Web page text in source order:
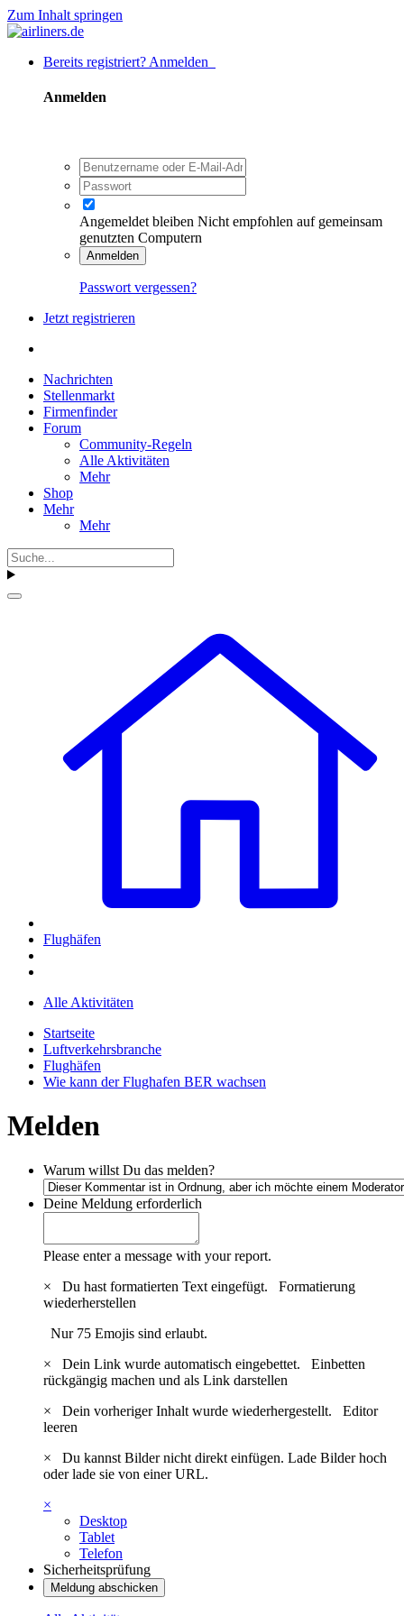
Zum Inhalt springen
Bereits registriert? Anmelden
Anmelden
Angemeldet bleiben Nicht empfohlen auf gemeinsam
genutzten Computern
Anmelden
Passwort vergessen?
Jetzt registrieren
Nachrichten
Stellenmarkt
Firmenfinder
Forum
Community-Regeln
Alle Aktivitäten
Mehr
Shop
Mehr
Mehr
Flughäfen
Alle Aktivitäten
Startseite
Luftverkehrsbranche
Flughäfen
Wie kann der Flughafen BER wachsen
Melden
Warum willst Du das melden?
Deine Meldung erforderlich
Please enter a message with your report.
×
Du hast formatierten Text eingefügt. Formatierung
wiederherstellen
Nur 75 Emojis sind erlaubt.
×
Dein Link wurde automatisch eingebettet. Einbetten
rückgängig machen und als Link darstellen
×
Dein vorheriger Inhalt wurde wiederhergestellt. Editor
leeren
×
Du kannst Bilder nicht direkt einfügen. Lade Bilder hoch
oder lade sie von einer URL.
×
Desktop
Tablet
Telefon
Sicherheitsprüfung
Meldung abschicken